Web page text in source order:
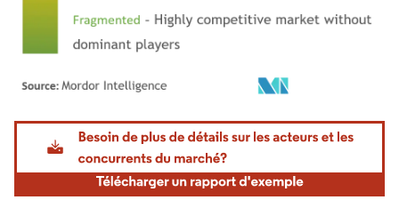
Image © Mordor Intelligence. La réutilisation nécessite une attribution sous CC BY